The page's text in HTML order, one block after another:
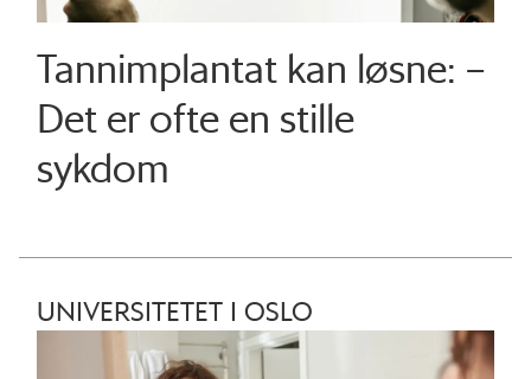
Tannimplantat kan løsne: –
Det er ofte en stille
sykdom
UNIVERSITETET I OSLO